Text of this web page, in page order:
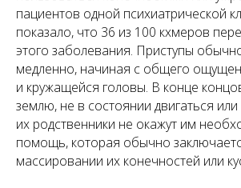
пациентов одной психиатрической
показало, что 36 из 100 кхмеров
этого заболевания. Приступы
медленно, начиная с общего
и кружащейся головы. В конце
землю, не в состоянии двигаться
их родственники не окажут им
помощь, которая обычно
массировании их конечностей или